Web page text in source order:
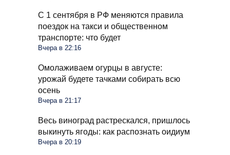
С 1 сентября в РФ меняются правила
поездок на такси и общественном
транспорте: что будет
Вчера в 22:16
Омолаживаем огурцы в августе:
урожай будете тачками собирать всю
осень
Вчера в 21:17
Весь виноград растрескался, пришлось
выкинуть ягоды: как распознать оидиум
Вчера в 20:19